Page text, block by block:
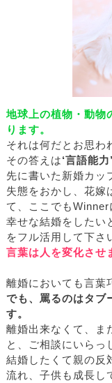
地球上の植物・動物
ります。
それは何だとお思わ
その答えは‘言語能力’
先に書いた新婚カッ
失態をおかし、花嫁
て、ここでもWinner
幸せな結婚をしたい
をフル活用して下さ
言葉は人を変化させ
離婚においても言葉
でも、罵るのはタブ
す。
離婚出来なくて、ま
と、ご相談にいらっ
結婚したくて親の反
流れ、子供も成長し